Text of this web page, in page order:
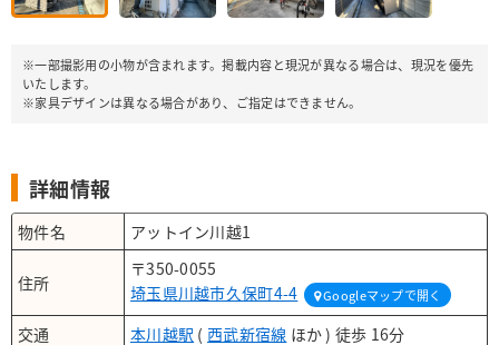
※一部撮影用の小物が含まれます。掲載内容と現況が異なる場合は、現況を優先
いたします。
※家具デザインは異なる場合があり、ご指定はできません。
詳細情報
物件名 アットイン川越1
住所
〒350-0055
埼玉県川越市久保町4-4
Googleマップで開く
交通 本川越駅 ( 西武新宿線 ほか ) 徒歩 16分